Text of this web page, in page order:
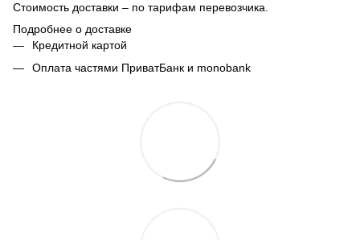
Стоимость доставки – по тарифам перевозчика.
Подробнее о доставке
Кредитной картой
Оплата частями ПриватБанк и monobank